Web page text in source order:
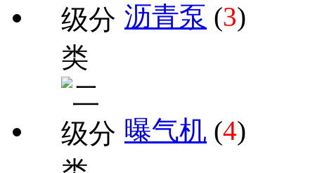
沥青泵 (3)
曝气机 (4)